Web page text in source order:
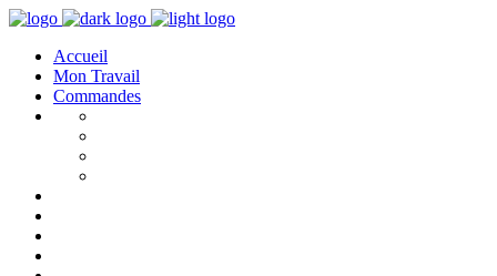
Accueil
Mon Travail
Commandes